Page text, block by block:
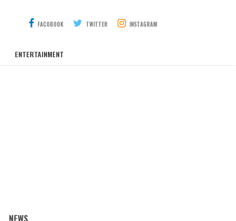
FACOBOOK TWITTER INSTAGRAM
ENTERTAINMENT
NEWS